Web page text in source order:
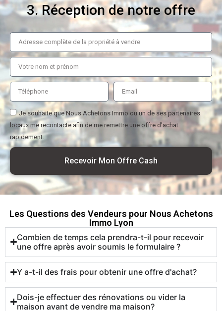
3. Réception de notre offre
Je souhaite que Nous Achetons Immo ou un de ses partenaires
locaux me recontacte afin de me remettre une offre d'achat
rapidement.
Recevoir Mon Offre Cash
Les Questions des Vendeurs pour Nous Achetons
Immo Lyon
Combien de temps cela prendra-t-il pour recevoir
une offre après avoir soumis le formulaire ?
Y a-t-il des frais pour obtenir une offre d'achat?
Dois-je effectuer des rénovations ou vider la
maison avant de vendre ma maison?